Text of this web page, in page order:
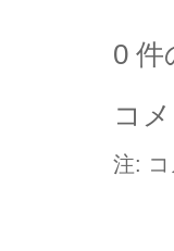
0 件
コ
注: コ